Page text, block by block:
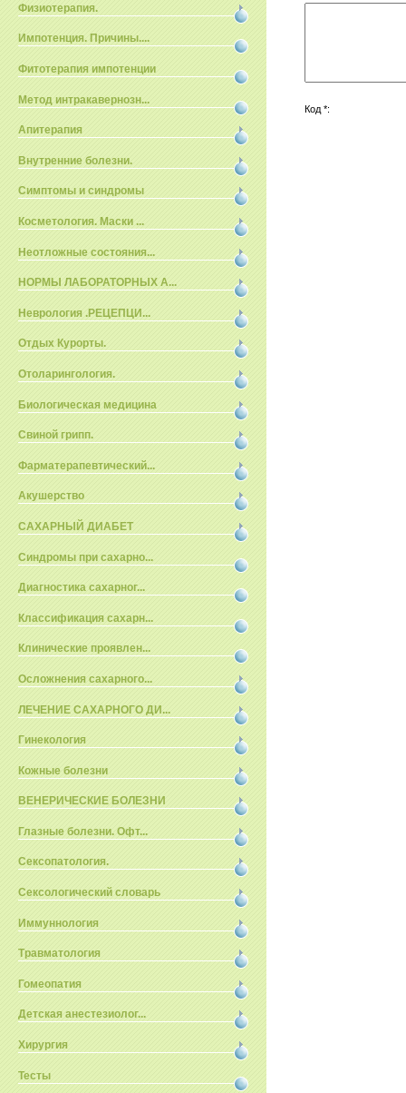
Физиотерапия.
Импотенция. Причины....
Фитотерапия импотенции
Метод интракавернозн...
Апитерапия
Внутренние болезни.
Симптомы и синдромы
Косметология. Маски ...
Неотложные состояния...
НОРМЫ ЛАБОРАТОРНЫХ А...
Неврология .РЕЦЕПЦИ...
Отдых Курорты.
Отоларингология.
Биологическая медицина
Свиной грипп.
Фарматерапевтический...
Акушерство
САХАРНЫЙ ДИАБЕТ
Синдромы при сахарно...
Диагностика сахарног...
Классификация сахарн...
Клинические проявлен...
Осложнения сахарного...
ЛЕЧЕНИЕ САХАРНОГО ДИ...
Гинекология
Кожные болезни
ВЕНЕРИЧЕСКИЕ БОЛЕЗНИ
Глазные болезни. Офт...
Сексопатология.
Сексологический словарь
Иммуннология
Травматология
Гомеопатия
Детская анестезиолог...
Хирургия
Тесты
Код *: